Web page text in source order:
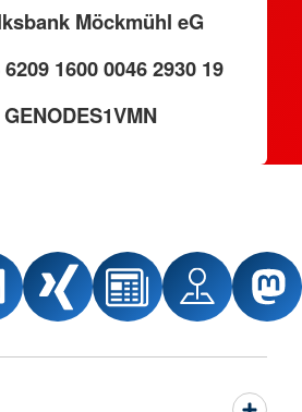
Möckmühl eG
1600 0046 2930 19